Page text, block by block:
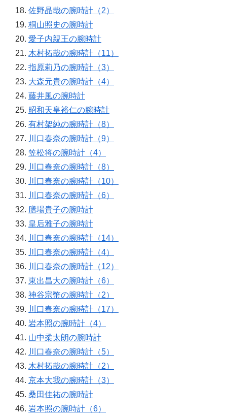
佐野晶哉の腕時計（2）
桐山照史の腕時計
愛子内親王の腕時計
木村拓哉の腕時計（11）
指原莉乃の腕時計（3）
大森元貴の腕時計（4）
藤井風の腕時計
昭和天皇裕仁の腕時計
有村架純の腕時計（8）
川口春奈の腕時計（9）
笠松将の腕時計（4）
川口春奈の腕時計（8）
川口春奈の腕時計（10）
川口春奈の腕時計（6）
膳場貴子の腕時計
皇后雅子の腕時計
川口春奈の腕時計（14）
川口春奈の腕時計（4）
川口春奈の腕時計（12）
東出昌大の腕時計（6）
神谷宗幣の腕時計（2）
川口春奈の腕時計（17）
岩本照の腕時計（4）
山中柔太朗の腕時計
川口春奈の腕時計（5）
木村拓哉の腕時計（2）
京本大我の腕時計（3）
桑田佳祐の腕時計
岩本照の腕時計（6）